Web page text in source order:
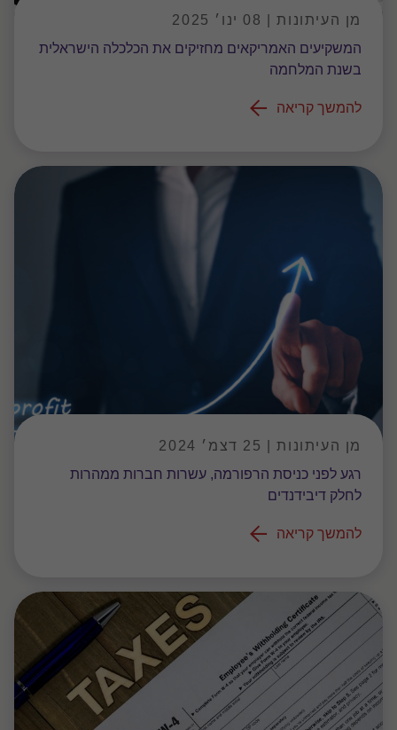
מן העיתונות | 08 ינו׳ 2025
המשקיעים האמריקאים מחזיקים את הכלכלה הישראלית
בשנת המלחמה
להמשך קריאה
מן העיתונות | 25 דצמ׳ 2024
רגע לפני כניסת הרפורמה, עשרות חברות ממהרות
לחלק דיבידנדים
להמשך קריאה